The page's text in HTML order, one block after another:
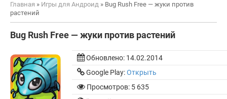
к
Главная » Игры для Андроид » Bug Rush Free — жуки против
растений
Bug Rush Free — жуки против растений
Обновлено: 14.02.2014
Google Play:Открыть
Просмотров: 5 635